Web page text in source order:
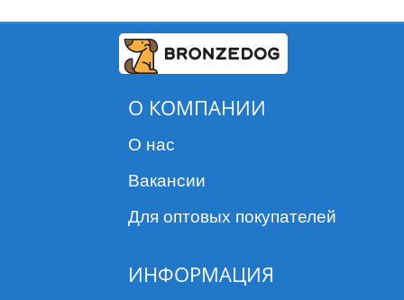
О КОМПАНИИ
О нас
Вакансии
Для оптовых покупателей
ИНФОРМАЦИЯ